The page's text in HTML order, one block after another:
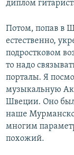
диплом
Потом, попав в
естественно,
подростковом
то надо
порталы. Я
музыкальную
Швеции. Оно
наше
многим
похожий.